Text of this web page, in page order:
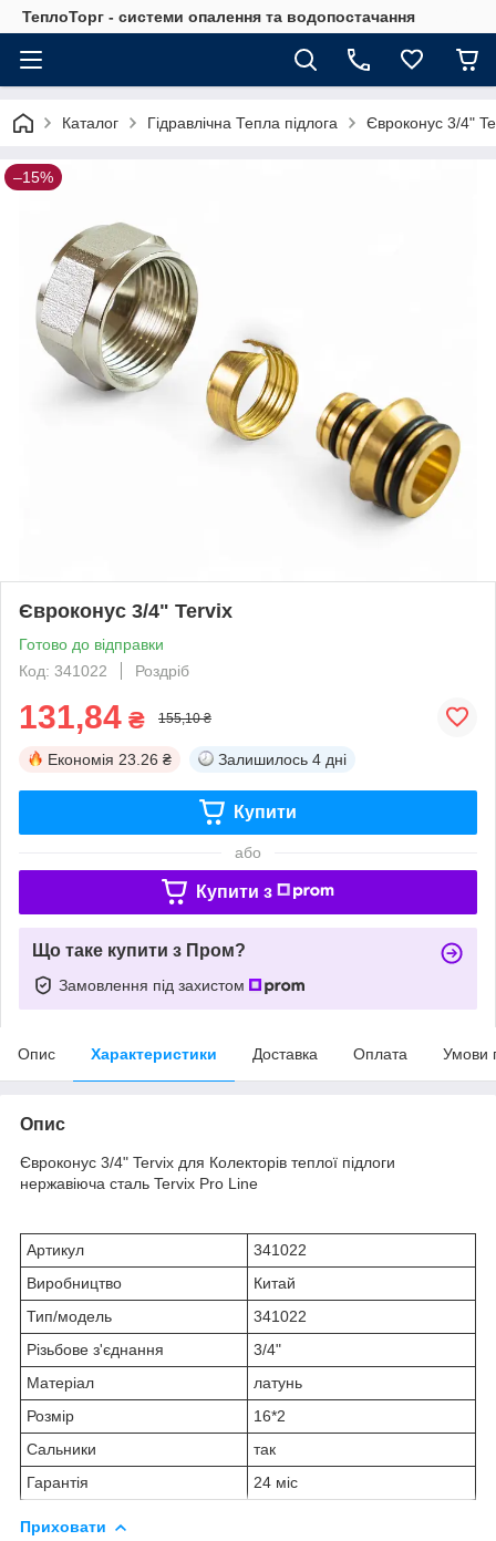
ТеплоТорг - системи опалення та водопостачання
Каталог Гідравлічна Тепла підлога Євроконус 3/4"
–15%
Євроконус 3/4" Tervix
Готово до відправки
Код: 341022
Роздріб
131,84 ₴ 155,10 ₴
Економія 23.26 ₴ Залишилось 4 дні
Купити
або
Купити з
Що таке купити з Пром?
Замовлення під захистом
Опис Характеристики Доставка Оплата Умови
Опис
Євроконус 3/4" Tervix для Колекторів теплої підлоги
нержавіюча сталь Tervix Pro Line
Артикул
341022
Виробництво
Китай
Тип/модель
341022
Різьбове з'єднання
3/4"
Матеріал
латунь
Розмір
16*2
Сальники
так
Гарантія
24 міс
Приховати